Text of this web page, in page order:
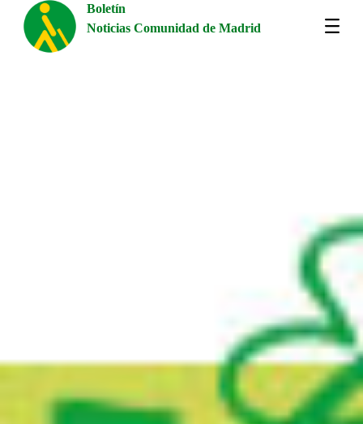
Boletín
Noticias Comunidad de Madrid